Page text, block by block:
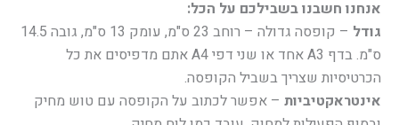
אנחנו חשבנו בשבילכם על הכל:
גודל
– קופסה גדולה – רוחב 23 ס"מ, עומק 13 ס"מ, גובה 14.5
ס"מ. בדף A3 אחד או שני דפי A4 אתם מדפיסים את כל
הכרטיסיות שצריך בשביל הקופסה.
אינטראקטיביות – אפשר לכתוב על הקופסה עם טוש מחיק